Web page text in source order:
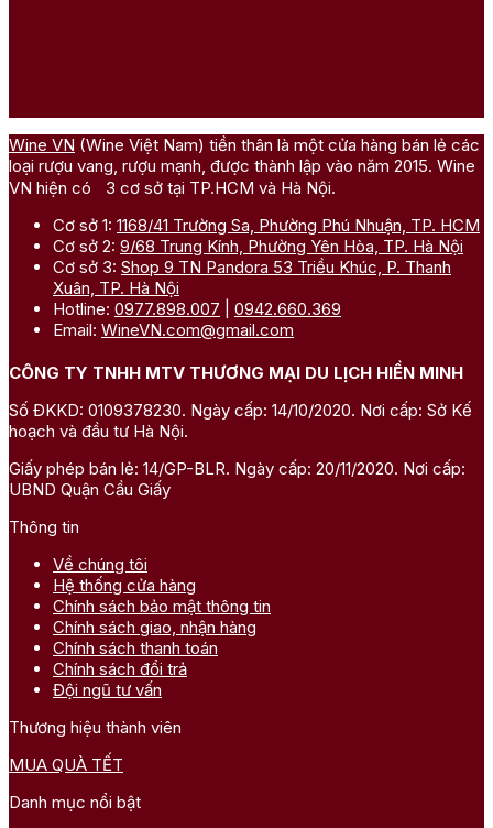
Wine VN (Wine Việt Nam) tiền thân là một cửa hàng bán lẻ các
loại rượu vang, rượu mạnh, được thành lập vào năm 2015. Wine
VN hiện có 3 cơ sở tại TP.HCM và Hà Nội.
Cơ sở 1: 1168/41 Trường Sa, Phường Phú Nhuận, TP. HCM
Cơ sở 2: 9/68 Trung Kính, Phường Yên Hòa, TP. Hà Nội
Cơ sở 3: Shop 9 TN Pandora 53 Triều Khúc, P. Thanh
Xuân, TP. Hà Nội
Hotline: 0977.898.007
0942.660.369
Email: WineVN.com@gmail.com
CÔNG TY TNHH MTV THƯƠNG MẠI DU LỊCH HIỀN MINH
Số ĐKKD: 0109378230. Ngày cấp: 14/10/2020. Nơi cấp: Sở Kế
hoạch và đầu tư Hà Nội.
Giấy phép bán lẻ: 14/GP-BLR. Ngày cấp: 20/11/2020. Nơi cấp:
UBND Quận Cầu Giấy
Thông tin
Về chúng tôi
Hệ thống cửa hàng
Chính sách bảo mật thông tin
Chính sách giao, nhận hàng
Chính sách thanh toán
Chính sách đổi trả
Đội ngũ tư vấn
Thương hiệu thành viên
MUA QUÀ TẾT
Danh mục nổi bật